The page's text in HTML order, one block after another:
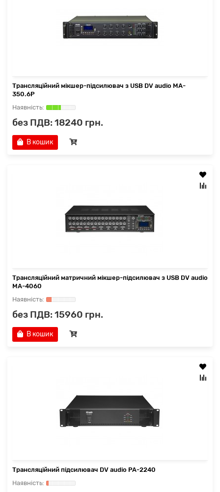
Трансляційний мікшер-підсилювач з USB DV audio MA-
350.6P
без ПДВ: 18240 грн.
В кошик
Трансляційний матричний мікшер-підсилювач з USB DV audio
MA-4060
без ПДВ: 15960 грн.
В кошик
Трансляційний підсилювач DV audio PA-2240